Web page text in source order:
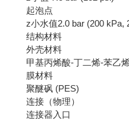
起泡点
z小水值2.0 bar (200 kPa,
结构材料
外壳材料
甲基丙烯酸-丁二烯-苯乙
膜材料
聚醚砜 (PES)
连接（物理）
连接器入口